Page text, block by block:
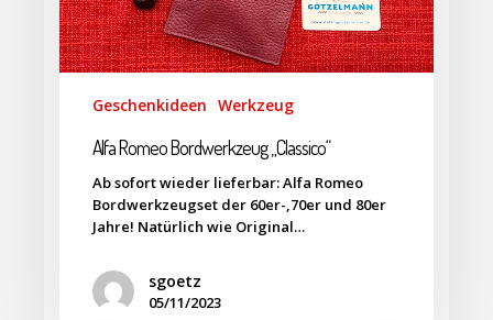
Geschenkideen Werkzeug
Alfa Romeo Bordwerkzeug „Classico“
Ab sofort wieder lieferbar: Alfa Romeo
Bordwerkzeugset der 60er-,70er und 80er
Jahre! Natürlich wie Original…
sgoetz
05/11/2023